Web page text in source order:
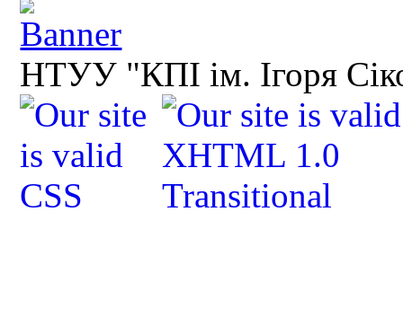
НТУУ "КПІ ім. Ігоря